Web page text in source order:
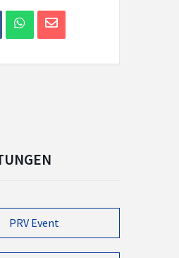
PRV Event